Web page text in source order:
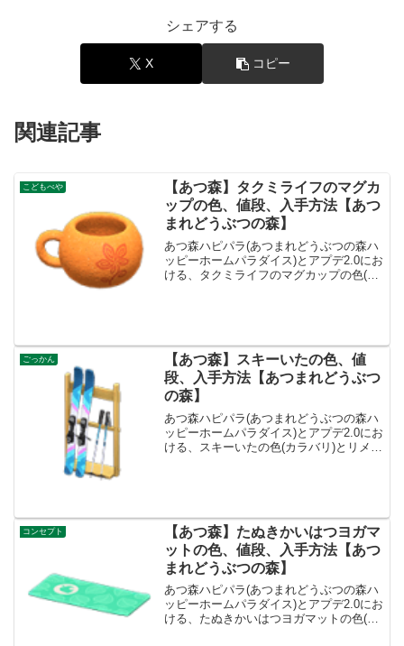
シェアする
X コピー
関連記事
こどもべや
【あつ森】タクミライフのマグカ
ップの色、値段、入手方法【あつ
まれどうぶつの森】
あつ森ハピパラ(あつまれどうぶつの森ハ
ッピーホームパラダイス)とアプデ2.0にお
ける、タクミライフのマグカップの色(カ
ごっかん
【あつ森】スキーいたの色、値
段、入手方法【あつまれどうぶつ
の森】
あつ森ハピパラ(あつまれどうぶつの森ハ
ッピーホームパラダイス)とアプデ2.0にお
ける、スキーいたの色(カラバリ)とリメイ
コンセプト
【あつ森】たぬきかいはつヨガマ
ットの色、値段、入手方法【あつ
まれどうぶつの森】
あつ森ハピパラ(あつまれどうぶつの森ハ
ッピーホームパラダイス)とアプデ2.0にお
ける、たぬきかいはつヨガマットの色(カ